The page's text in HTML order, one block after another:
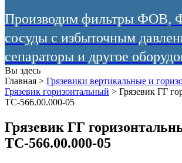
Производим фильтры
сосуды с избыточным
сепараторы и другое
Вы здесь
Главная > Грязевики вертикальные и
Грязевик горизонтальный > Грязевик ГГ
ТС-566.00.000-05
Грязевик ГГ
ТС-566.00.000-05